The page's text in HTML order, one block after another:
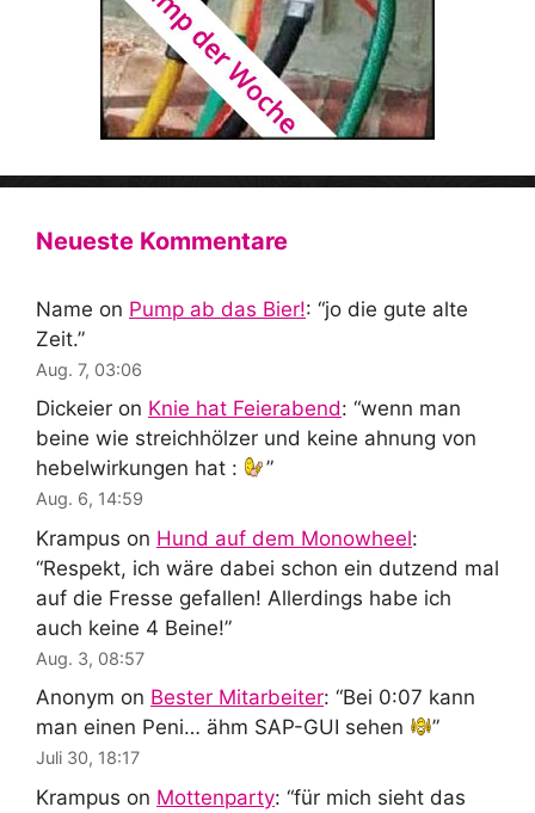
Neueste Kommentare
Name on Pump ab das Bier!: “jo die gute alte
Zeit.”
Aug. 7, 03:06
Dickeier on Knie hat Feierabend: “wenn man
beine wie streichhölzer und keine ahnung von
hebelwirkungen hat :
”
Aug. 6, 14:59
Krampus on Hund auf dem Monowheel:
“Respekt, ich wäre dabei schon ein dutzend mal
auf die Fresse gefallen! Allerdings habe ich
auch keine 4 Beine!”
Aug. 3, 08:57
Anonym on Bester Mitarbeiter: “Bei 0:07 kann
man einen Peni… ähm SAP-GUI sehen
”
Juli 30, 18:17
Krampus on Mottenparty: “für mich sieht das